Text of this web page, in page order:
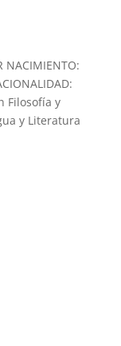
NACIMIENTO:
Filosofía y
y Literatura